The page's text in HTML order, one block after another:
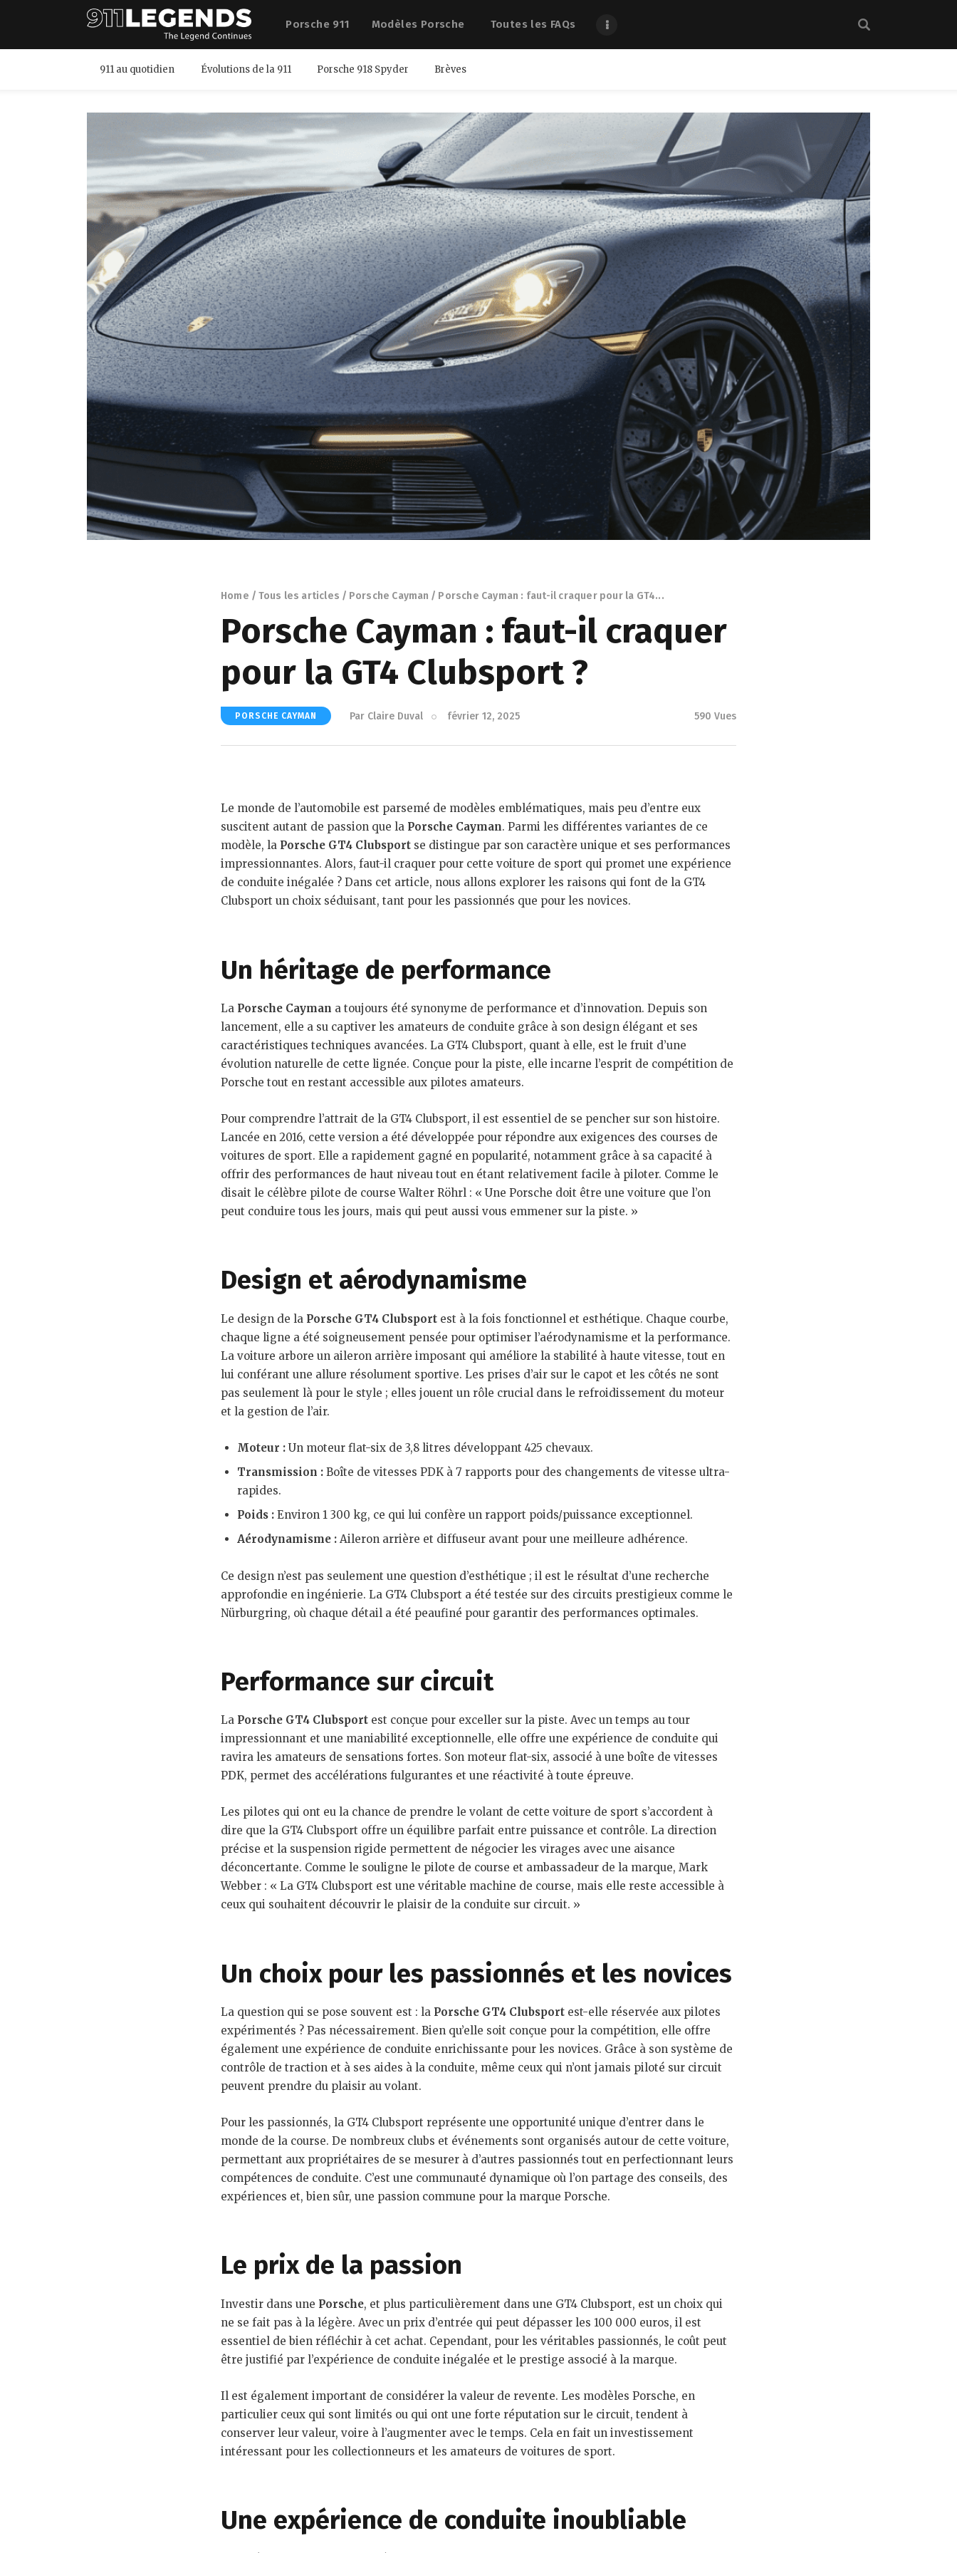
Porsche 911 Modèles Porsche Toutes les FAQs
911 au quotidien Évolutions de la 911 Porsche 918 Spyder Brèves
Home Tous les articles Porsche Cayman Porsche Cayman : faut-il craquer pour la GT4...
Porsche Cayman : faut-il craquer
pour la GT4 Clubsport ?
PORSCHE CAYMAN Par Claire Duval février 12, 2025 590 Vues
Le monde de l’automobile est parsemé de modèles emblématiques, mais peu d’entre eux
suscitent autant de passion que la Porsche Cayman. Parmi les différentes variantes de ce
modèle, la Porsche GT4 Clubsport se distingue par son caractère unique et ses performances
impressionnantes. Alors, faut-il craquer pour cette voiture de sport qui promet une expérience
de conduite inégalée ? Dans cet article, nous allons explorer les raisons qui font de la GT4
Clubsport un choix séduisant, tant pour les passionnés que pour les novices.
Un héritage de performance
La Porsche Cayman a toujours été synonyme de performance et d’innovation. Depuis son
lancement, elle a su captiver les amateurs de conduite grâce à son design élégant et ses
caractéristiques techniques avancées. La GT4 Clubsport, quant à elle, est le fruit d’une
évolution naturelle de cette lignée. Conçue pour la piste, elle incarne l’esprit de compétition de
Porsche tout en restant accessible aux pilotes amateurs.
Pour comprendre l’attrait de la GT4 Clubsport, il est essentiel de se pencher sur son histoire.
Lancée en 2016, cette version a été développée pour répondre aux exigences des courses de
voitures de sport. Elle a rapidement gagné en popularité, notamment grâce à sa capacité à
offrir des performances de haut niveau tout en étant relativement facile à piloter. Comme le
disait le célèbre pilote de course Walter Röhrl : « Une Porsche doit être une voiture que l’on
peut conduire tous les jours, mais qui peut aussi vous emmener sur la piste. »
Design et aérodynamisme
Le design de la Porsche GT4 Clubsport est à la fois fonctionnel et esthétique. Chaque courbe,
chaque ligne a été soigneusement pensée pour optimiser l’aérodynamisme et la performance.
La voiture arbore un aileron arrière imposant qui améliore la stabilité à haute vitesse, tout en
lui conférant une allure résolument sportive. Les prises d’air sur le capot et les côtés ne sont
pas seulement là pour le style ; elles jouent un rôle crucial dans le refroidissement du moteur
et la gestion de l’air.
Moteur :Un moteur flat-six de 3,8 litres développant 425 chevaux.
Transmission :Boîte de vitesses PDK à 7 rapports pour des changements de vitesse ultra-
rapides.
Poids :Environ 1 300 kg, ce qui lui confère un rapport poids/puissance exceptionnel.
Aérodynamisme :Aileron arrière et diffuseur avant pour une meilleure adhérence.
Ce design n’est pas seulement une question d’esthétique ; il est le résultat d’une recherche
approfondie en ingénierie. La GT4 Clubsport a été testée sur des circuits prestigieux comme le
Nürburgring, où chaque détail a été peaufiné pour garantir des performances optimales.
Performance sur circuit
La Porsche GT4 Clubsport est conçue pour exceller sur la piste. Avec un temps au tour
impressionnant et une maniabilité exceptionnelle, elle offre une expérience de conduite qui
ravira les amateurs de sensations fortes. Son moteur flat-six, associé à une boîte de vitesses
PDK, permet des accélérations fulgurantes et une réactivité à toute épreuve.
Les pilotes qui ont eu la chance de prendre le volant de cette voiture de sport s’accordent à
dire que la GT4 Clubsport offre un équilibre parfait entre puissance et contrôle. La direction
précise et la suspension rigide permettent de négocier les virages avec une aisance
déconcertante. Comme le souligne le pilote de course et ambassadeur de la marque, Mark
Webber : « La GT4 Clubsport est une véritable machine de course, mais elle reste accessible à
ceux qui souhaitent découvrir le plaisir de la conduite sur circuit. »
Un choix pour les passionnés et les novices
La question qui se pose souvent est : la Porsche GT4 Clubsport est-elle réservée aux pilotes
expérimentés ? Pas nécessairement. Bien qu’elle soit conçue pour la compétition, elle offre
également une expérience de conduite enrichissante pour les novices. Grâce à son système de
contrôle de traction et à ses aides à la conduite, même ceux qui n’ont jamais piloté sur circuit
peuvent prendre du plaisir au volant.
Pour les passionnés, la GT4 Clubsport représente une opportunité unique d’entrer dans le
monde de la course. De nombreux clubs et événements sont organisés autour de cette voiture,
permettant aux propriétaires de se mesurer à d’autres passionnés tout en perfectionnant leurs
compétences de conduite. C’est une communauté dynamique où l’on partage des conseils, des
expériences et, bien sûr, une passion commune pour la marque Porsche.
Le prix de la passion
Investir dans une Porsche, et plus particulièrement dans une GT4 Clubsport, est un choix qui
ne se fait pas à la légère. Avec un prix d’entrée qui peut dépasser les 100 000 euros, il est
essentiel de bien réfléchir à cet achat. Cependant, pour les véritables passionnés, le coût peut
être justifié par l’expérience de conduite inégalée et le prestige associé à la marque.
Il est également important de considérer la valeur de revente. Les modèles Porsche, en
particulier ceux qui sont limités ou qui ont une forte réputation sur le circuit, tendent à
conserver leur valeur, voire à l’augmenter avec le temps. Cela en fait un investissement
intéressant pour les collectionneurs et les amateurs de voitures de sport.
Une expérience de conduite inoubliable